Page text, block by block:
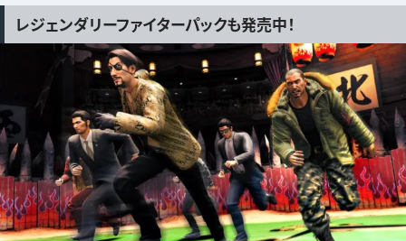
レジェンダリーファイターパックも発売中！